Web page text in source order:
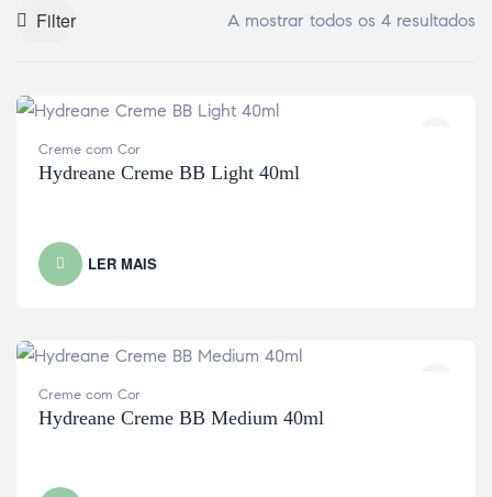
Filter A mostrar todos os 4 resultados
Creme com Cor
Hydreane Creme BB Light 40ml
LER MAIS
Creme com Cor
Hydreane Creme BB Medium 40ml